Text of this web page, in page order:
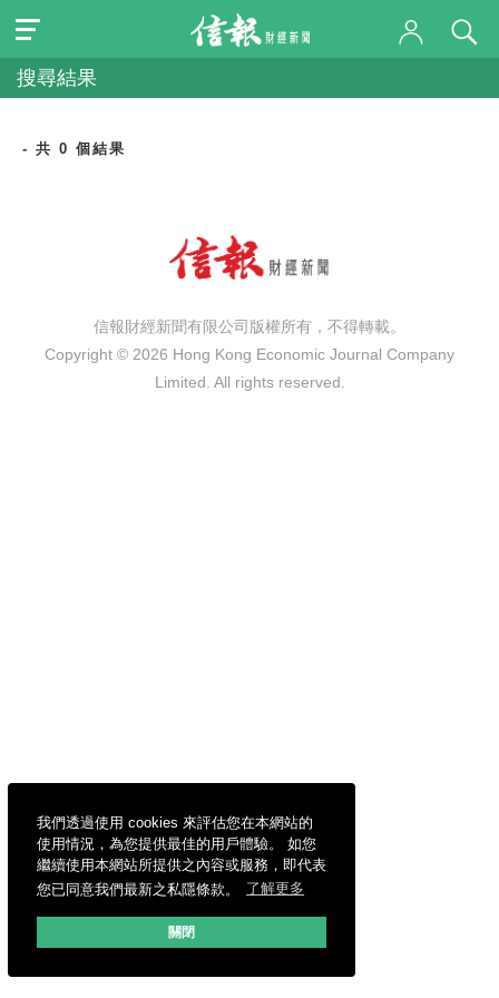
我們透過使用 cookies 來評估您在本網站的
使用情況，為您提供最佳的用戶體驗。 如您
繼續使用本網站所提供之內容或服務，即代表
您已同意我們最新之私隱條款。
了解更多
關閉
搜尋結果
- 共 0 個結果
信報財經新聞有限公司版權所有，不得轉載。
Copyright © 2026 Hong Kong Economic Journal Company
Limited. All rights reserved.